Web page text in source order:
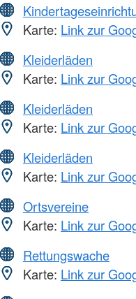
Karte: Link zur
Kleiderläden
Karte: Link zur
Kleiderläden
Karte: Link zur
Kleiderläden
Karte: Link zur
Ortsvereine
Karte: Link zur
Rettungswache
Karte: Link zur